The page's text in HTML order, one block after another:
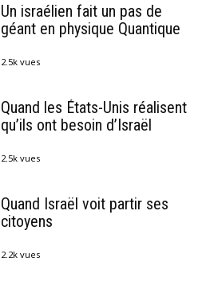
Un israélien fait un pas de
géant en physique Quantique
2.5k vues
Quand les États-Unis réalisent
qu’ils ont besoin d’Israël
2.5k vues
Quand Israël voit partir ses
citoyens
2.2k vues